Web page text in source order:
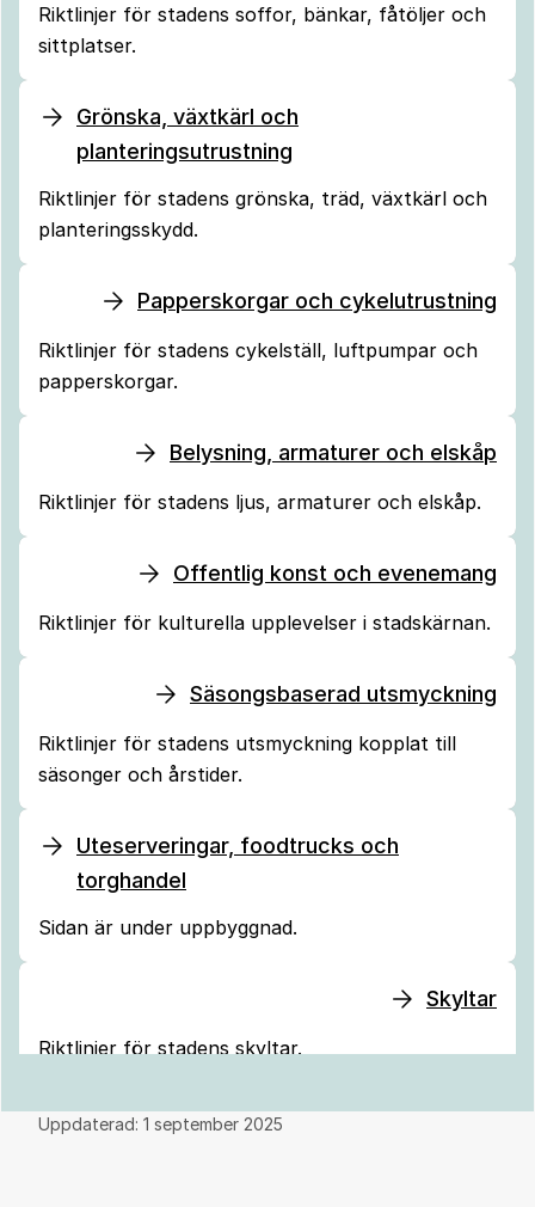
Riktlinjer för stadens soffor, bänkar, fåtöljer och
sittplatser.
Grönska, växtkärl och
planteringsutrustning
Riktlinjer för stadens grönska, träd, växtkärl och
planteringsskydd.
Papperskorgar och cykelutrustning
Riktlinjer för stadens cykelställ, luftpumpar och
papperskorgar.
Belysning, armaturer och elskåp
Riktlinjer för stadens ljus, armaturer och elskåp.
Offentlig konst och evenemang
Riktlinjer för kulturella upplevelser i stadskärnan.
Säsongsbaserad utsmyckning
Riktlinjer för stadens utsmyckning kopplat till
säsonger och årstider.
Uteserveringar, foodtrucks och
torghandel
Sidan är under uppbyggnad.
Skyltar
Riktlinjer för stadens skyltar.
Uppdaterad: 1 september 2025